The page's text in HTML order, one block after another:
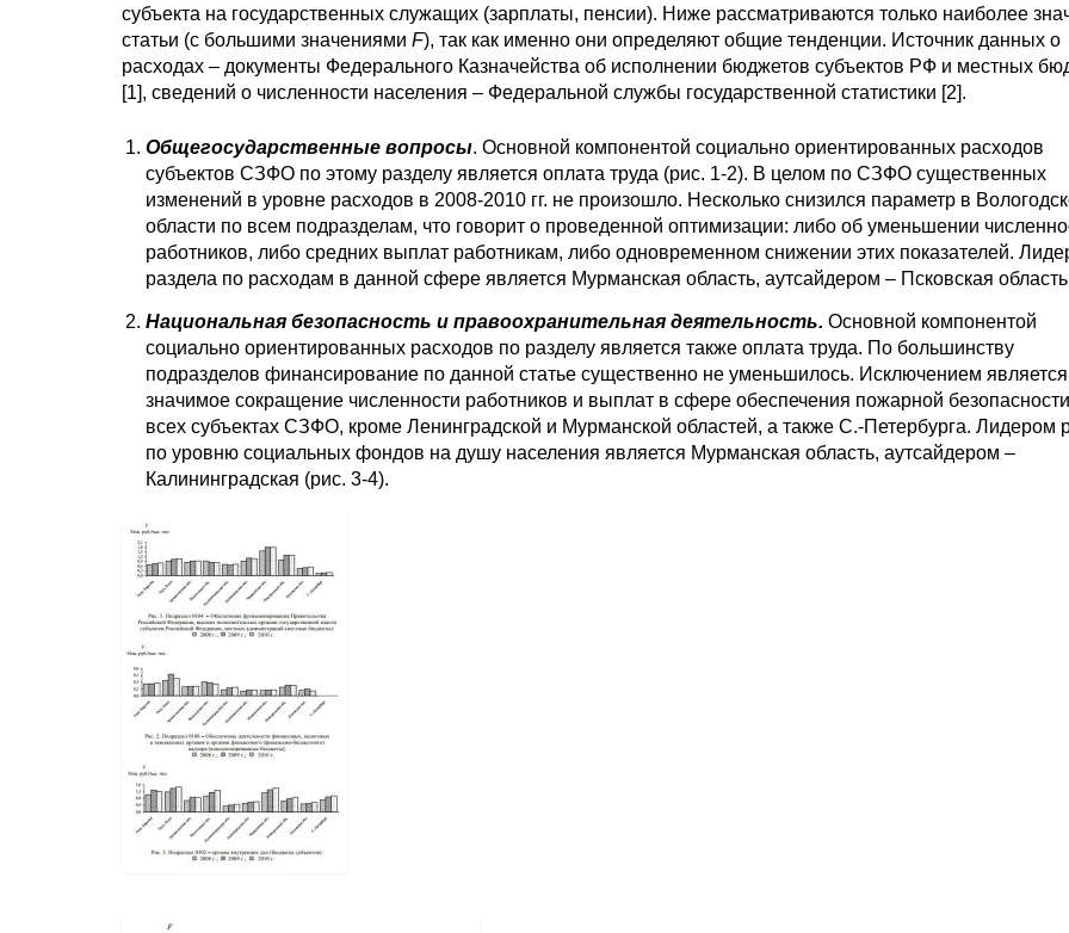
субъекта на государственных служащих (зарплаты, пенсии). Ниже рассматриваются только наиболее
статьи (с большими значениями F), так как именно они определяют общие тенденции. Источник данных о
расходах – документы Федерального Казначейства об исполнении бюджетов субъектов РФ и местных
[1], сведений о численности населения – Федеральной службы государственной статистики [2].
Общегосударственные вопросы. Основной компонентой социально ориентированных расходов
субъектов СЗФО по этому разделу является оплата труда (рис. 1-2). В целом по СЗФО существенных
изменений в уровне расходов в 2008-2010 гг. не произошло. Несколько снизился параметр в
области по всем подразделам, что говорит о проведенной оптимизации: либо об уменьшении
работников, либо средних выплат работникам, либо одновременном снижении этих показателей.
раздела по расходам в данной сфере является Мурманская область, аутсайдером – Псковская
Национальная безопасность и правоохранительная деятельность. Основной компонентой
социально ориентированных расходов по разделу является также оплата труда. По большинству
подразделов финансирование по данной статье существенно не уменьшилось. Исключением является
значимое сокращение численности работников и выплат в сфере обеспечения пожарной
всех субъектах СЗФО, кроме Ленинградской и Мурманской областей, а также С.-Петербурга. Лидером
по уровню социальных фондов на душу населения является Мурманская область, аутсайдером –
Калининградская (рис. 3-4).